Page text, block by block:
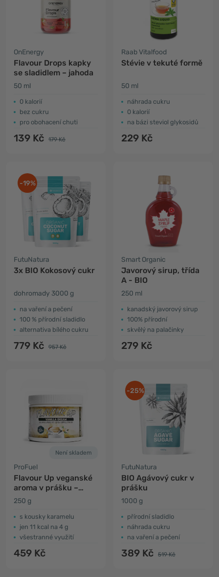
OnEnergy
Flavour Drops kapky
se sladidlem – jahoda
50 ml
0 kalorií
bez cukru
pro obohacení chuti
139 Kč 179 Kč
Raab Vitalfood
Stévie v tekuté formě
50 ml
náhrada cukru
0 kalorií
na bázi steviol glykosidů
229 Kč
-19%
FutuNatura
3x BIO Kokosový cukr
dohromady 3000 g
na vaření a pečení
100 % přírodní sladidlo
alternativa bílého cukru
779 Kč 957 Kč
Smart Organic
Javorový sirup, třída
A - BIO
250 ml
kanadský javorový sirup
100% přírodní
skvělý na palačinky
279 Kč
Není skladem
ProFuel
Flavour Up veganské
aroma v prášku –
vanilka
250 g
s kousky karamelu
jen 11 kcal na 4 g
všestranné využití
459 Kč
-25%
FutuNatura
BIO Agávový cukr v
prášku
1000 g
přírodní sladidlo
náhrada cukru
na vaření a pečení
389 Kč 519 Kč